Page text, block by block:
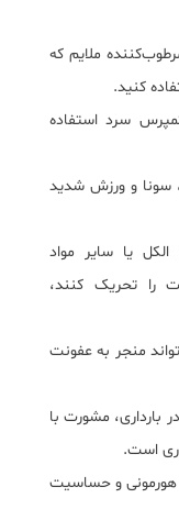
ملایم که
کنید.
سرد استفاده
گرم، سونا و ورزش شدید
یا سایر مواد
را تحریک کنند،
منجر به عفونت
بارداری، مشورت با
است.
هورمونی و حساسیت